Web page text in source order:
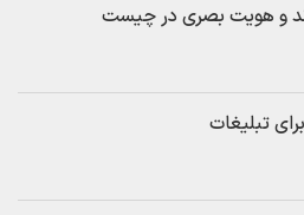
و هویت بصری در چیست
تبلیغات